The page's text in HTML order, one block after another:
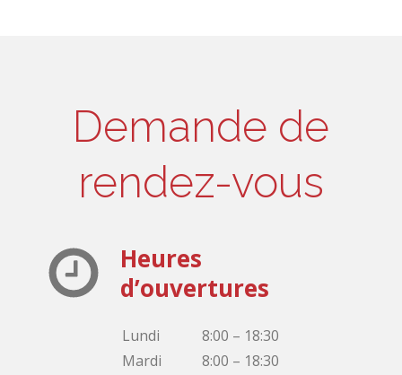
Demande de
rendez-vous
Heures
d’ouvertures
Lundi
Mardi
8:00 – 18:30
8:00 – 18:30